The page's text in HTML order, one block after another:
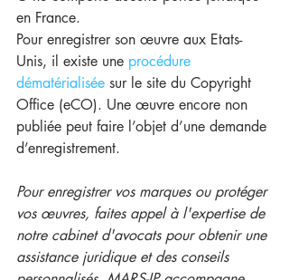
en France.
Pour enregistrer son œuvre aux Etats-
Unis, il existe une procédure
dématérialisée sur le site du Copyright
Office (eCO). Une œuvre encore non
publiée peut faire l’objet d’une demande
d’enregistrement.
Pour enregistrer vos marques ou protéger
vos œuvres, faites appel à l'expertise de
notre cabinet d'avocats pour obtenir une
assistance juridique et des conseils